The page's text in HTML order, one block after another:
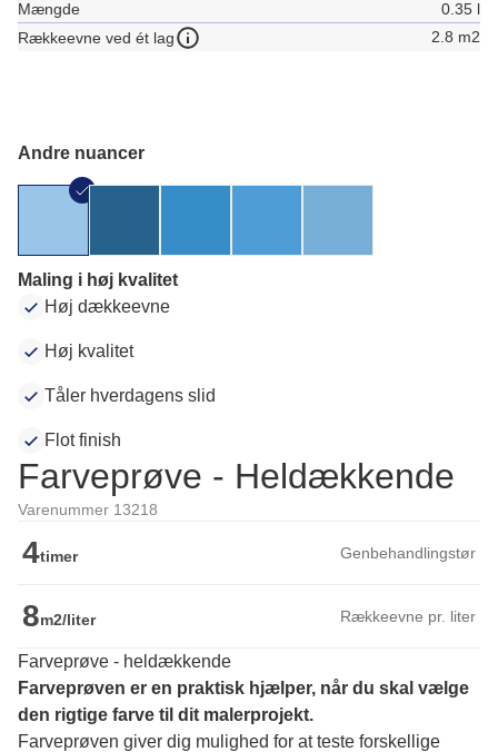
Mængde
0.35 l
Rækkeevne ved ét lag
2.8 m2
Andre nuancer
Maling i høj kvalitet
Høj dækkeevne
Høj kvalitet
Tåler hverdagens slid
Flot finish
Farveprøve - Heldækkende
Varenummer 13218
4timer Genbehandlingstør
8m2/liter Rækkeevne pr. liter
Farveprøve - heldækkende
Farveprøven er en praktisk hjælper, når du skal vælge
den rigtige farve til dit malerprojekt.
Farveprøven giver dig mulighed for at teste forskellige